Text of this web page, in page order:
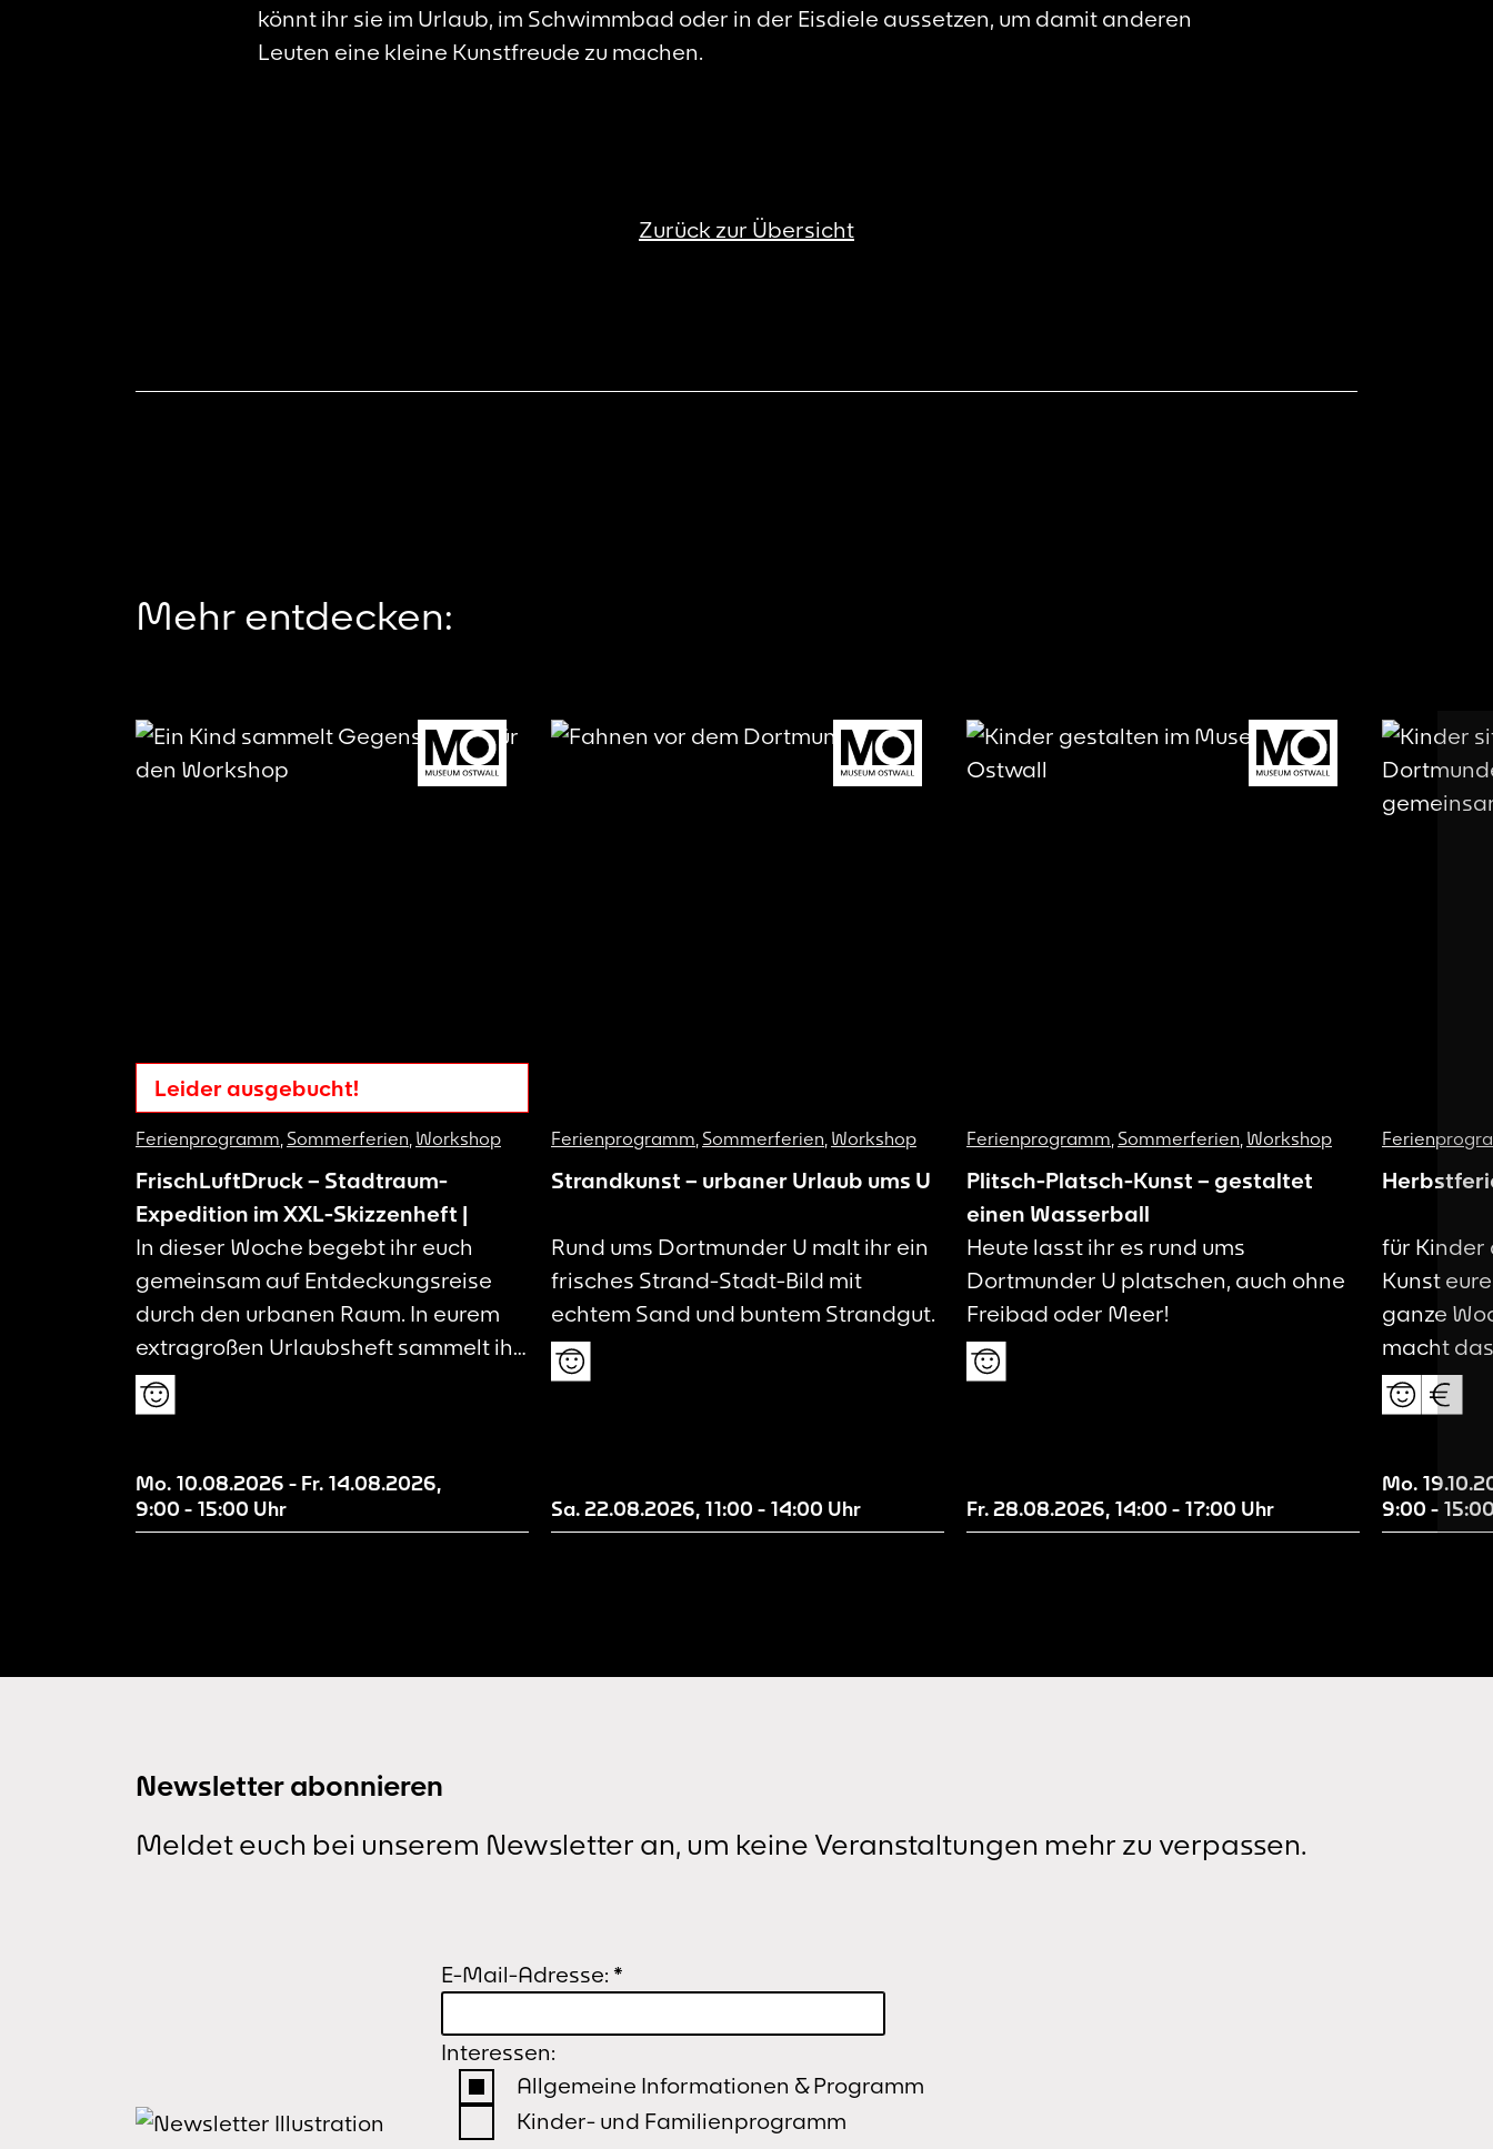
könnt ihr sie im Urlaub, im Schwimmbad oder in der Eisdiele aussetzen, um damit anderen
Leuten eine kleine Kunstfreude zu machen.
Zurück zur Übersicht
Mehr entdecken:
Leider ausgebucht!
Ferienprogramm Sommerferien Workshop
FrischLuftDruck – Stadtraum-
Expedition im XXL-Skizzenheft |
In dieser Woche begebt ihr euch
gemeinsam auf Entdeckungsreise
durch den urbanen Raum. In eurem
extragroßen Urlaubsheft sammelt ihr
Eindrücke, Spuren und
Druckelemente von euren Ausflügen
gefundenen Verpackungen über
Skizzen von geheimnisvollen Ecken
Mo. 10.08.2026 - Fr. 14.08.2026,
9:00 - 15:00 Uhr
Ferienprogramm Sommerferien Workshop
Strandkunst – urbaner Urlaub ums U
Rund ums Dortmunder U malt ihr ein
frisches Strand-Stadt-Bild mit
echtem Sand und buntem Strandgut.
Sa. 22.08.2026, 11:00 - 14:00 Uhr
Ferienprogramm Sommerferien Workshop
Plitsch-Platsch-Kunst – gestaltet
einen Wasserball
Heute lasst ihr es rund ums
Dortmunder U platschen, auch ohne
Freibad oder Meer!
Fr. 28.08.2026, 14:00 - 17:00 Uhr
für Kinder
Kunst
ganze
macht
schön, ist
euch oder
es, bringt
Mo.
9:00 -
Newsletter abonnieren
Meldet euch bei unserem Newsletter an, um keine Veranstaltungen mehr zu verpassen.
E-Mail-Adresse: *
Interessen:
Allgemeine Informationen & Programm
Kinder- und Familienprogramm